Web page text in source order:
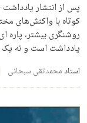
پس از انتشار یادداشت
کوتاه با واکنش‌های
یادداشت است و نه یک
استاد محمدتقی سبحانی